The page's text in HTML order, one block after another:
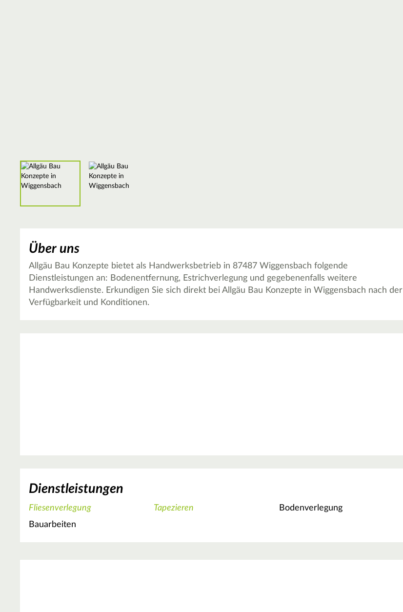
Über uns
Allgäu Bau Konzepte bietet als Handwerksbetrieb in 87487 Wiggensbach folgende
Dienstleistungen an: Bodenentfernung, Estrichverlegung und gegebenenfalls weitere
Handwerksdienste. Erkundigen Sie sich direkt bei Allgäu Bau Konzepte in Wiggensbach nach der
Verfügbarkeit und Konditionen.
Dienstleistungen
Fliesenverlegung Tapezieren
Bodenverlegung
Bauarbeiten